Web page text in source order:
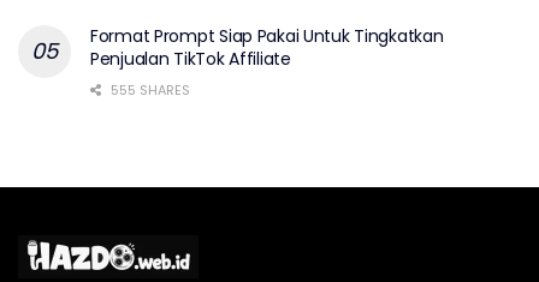
Format Prompt Siap Pakai Untuk Tingkatkan
Penjualan TikTok Affiliate
555 SHARES